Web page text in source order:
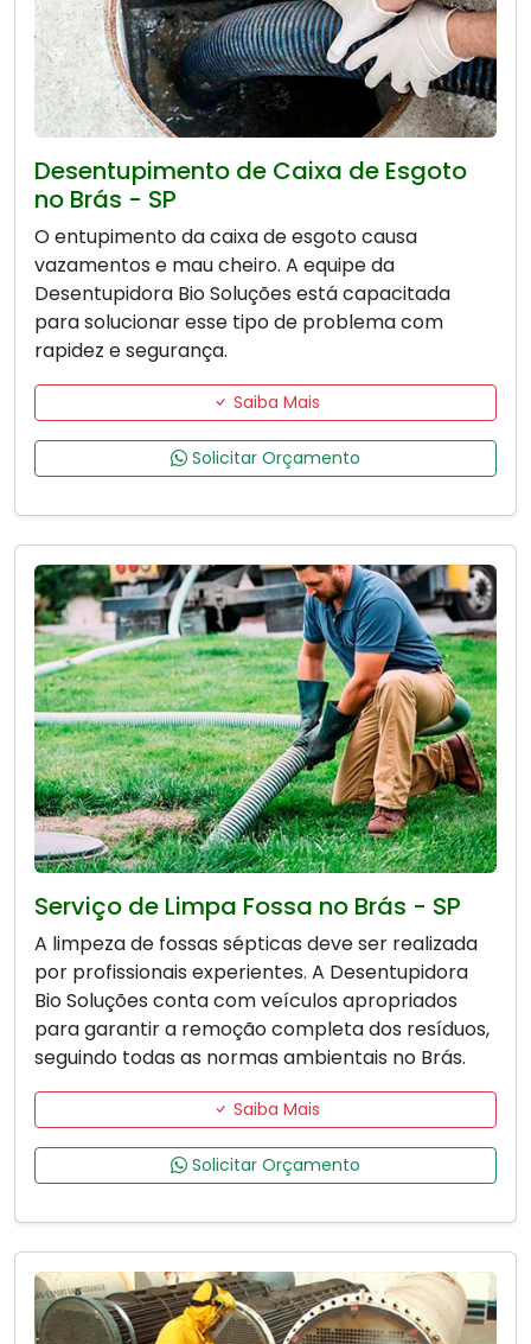
Desentupimento de Caixa de Esgoto
no Brás - SP
O entupimento da caixa de esgoto causa
vazamentos e mau cheiro. A equipe da
Desentupidora Bio Soluções está capacitada
para solucionar esse tipo de problema com
rapidez e segurança.
Saiba Mais
Solicitar Orçamento
Serviço de Limpa Fossa no Brás - SP
A limpeza de fossas sépticas deve ser realizada
por profissionais experientes. A Desentupidora
Bio Soluções conta com veículos apropriados
para garantir a remoção completa dos resíduos,
seguindo todas as normas ambientais no Brás.
Saiba Mais
Solicitar Orçamento